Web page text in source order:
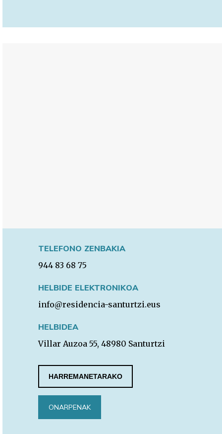
TELEFONO ZENBAKIA
944 83 68 75
HELBIDE ELEKTRONIKOA
info@residencia-santurtzi.eus
HELBIDEA
Villar Auzoa 55, 48980 Santurtzi
HARREMANETARAKO
ONARPENAK